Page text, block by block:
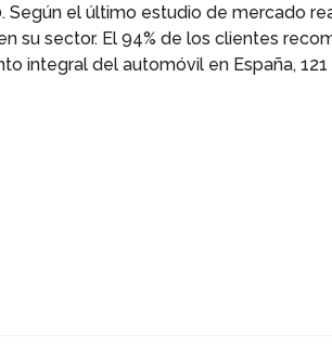
el último estudio de mercado
su sector. El 94% de los clientes
integral del automóvil en España,